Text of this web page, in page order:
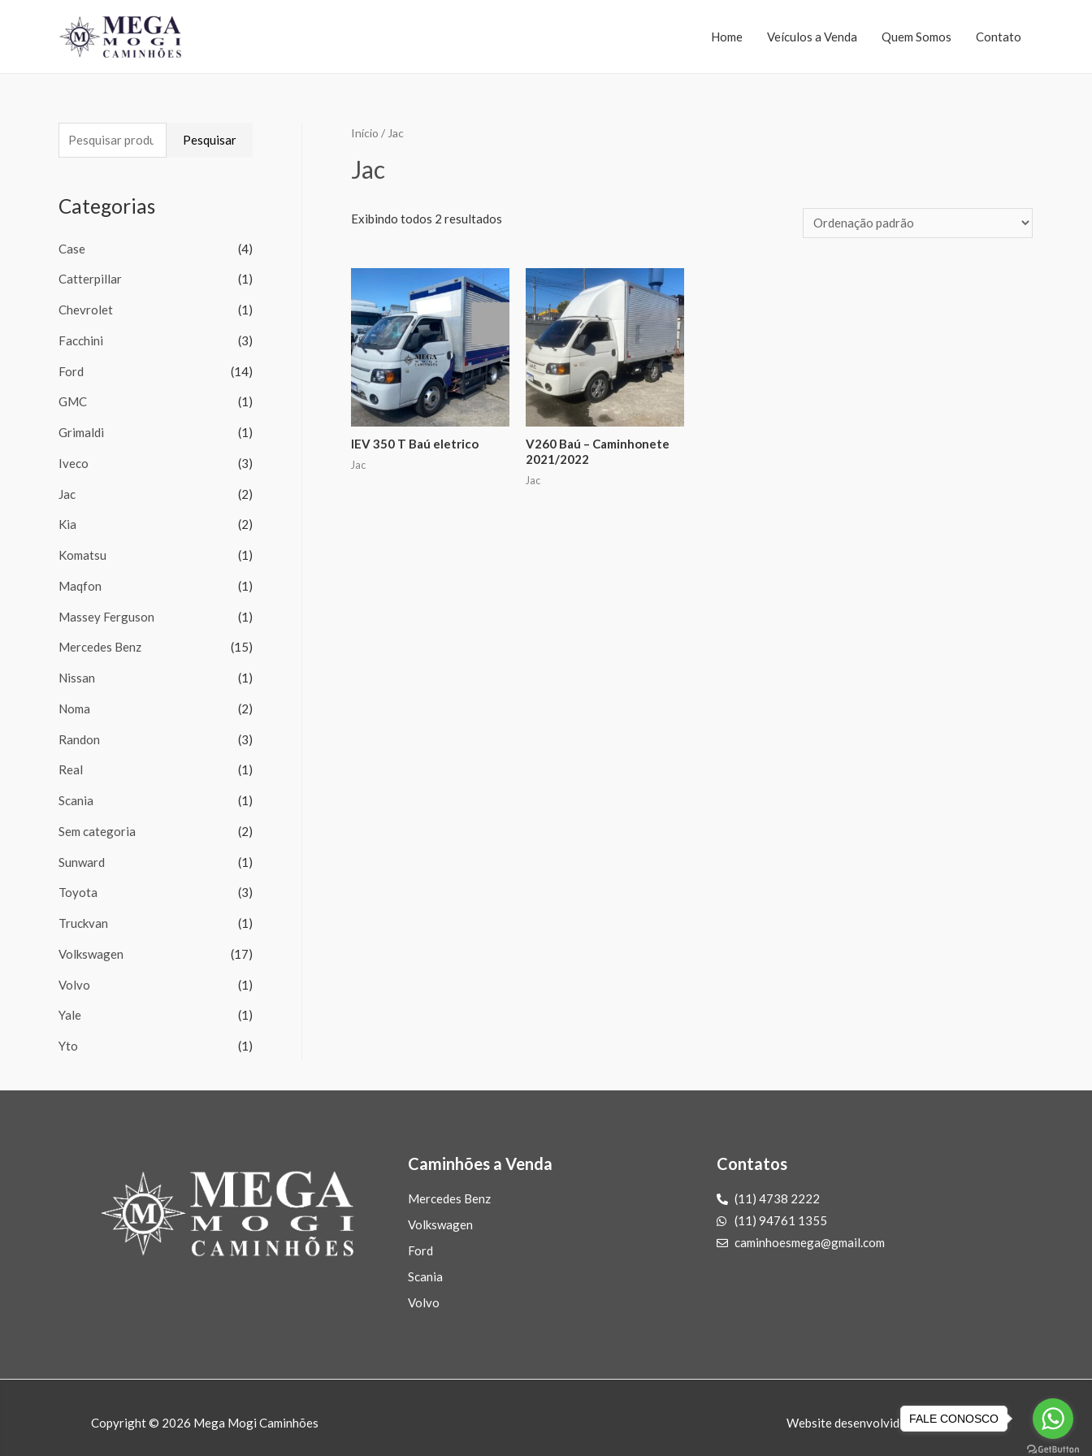
Home Veículos a Venda Quem Somos Contato
Pesquisar
Categorias
Case (4)
Catterpillar (1)
Chevrolet (1)
Facchini (3)
Ford (14)
GMC (1)
Grimaldi (1)
Iveco (3)
Jac (2)
Kia (2)
Komatsu (1)
Maqfon (1)
Massey Ferguson (1)
Mercedes Benz (15)
Nissan (1)
Noma (2)
Randon (3)
Real (1)
Scania (1)
Sem categoria (2)
Sunward (1)
Toyota (3)
Truckvan (1)
Volkswagen (17)
Volvo (1)
Yale (1)
Yto (1)
Início / Jac
Jac
Exibindo todos 2 resultados
IEV 350 T Baú eletrico
Jac
V260 Baú – Caminhonete
2021/2022
Jac
Caminhões a Venda
Mercedes Benz
Volkswagen
Ford
Scania
Volvo
Contatos
(11) 4738 2222
(11) 94761 1355
caminhoesmega@gmail.com
Copyright © 2026 Mega Mogi Caminhões Website desenvolvido por: Andréa Mari
FALE CONOSCO